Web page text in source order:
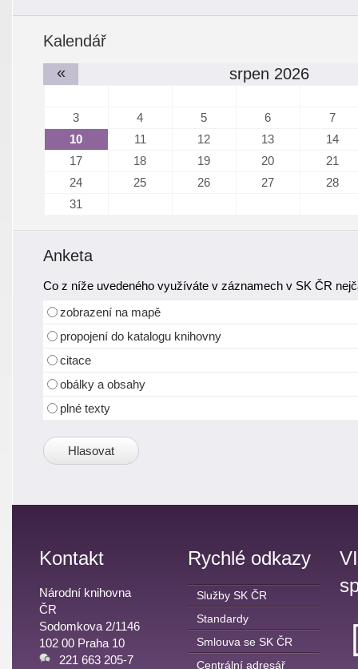
Kalendář
«
srpen 2026
3 4 5 6
7
10
11 12 13
14
17
18 19 20
21
24
25 26 27
28
31
Anketa
Co z níže uvedeného využíváte v záznamech v SK ČR
zobrazení na mapě
propojení do katalogu knihovny
citace
obálky a obsahy
plné texty
Kontakt
Národní knihovna
ČR
Sodomkova 2/1146
102 00 Praha 10
221 663 205-7
Rychlé odkazy
Služby SK ČR
Standardy
Smlouva se SK ČR
Centrální adresář